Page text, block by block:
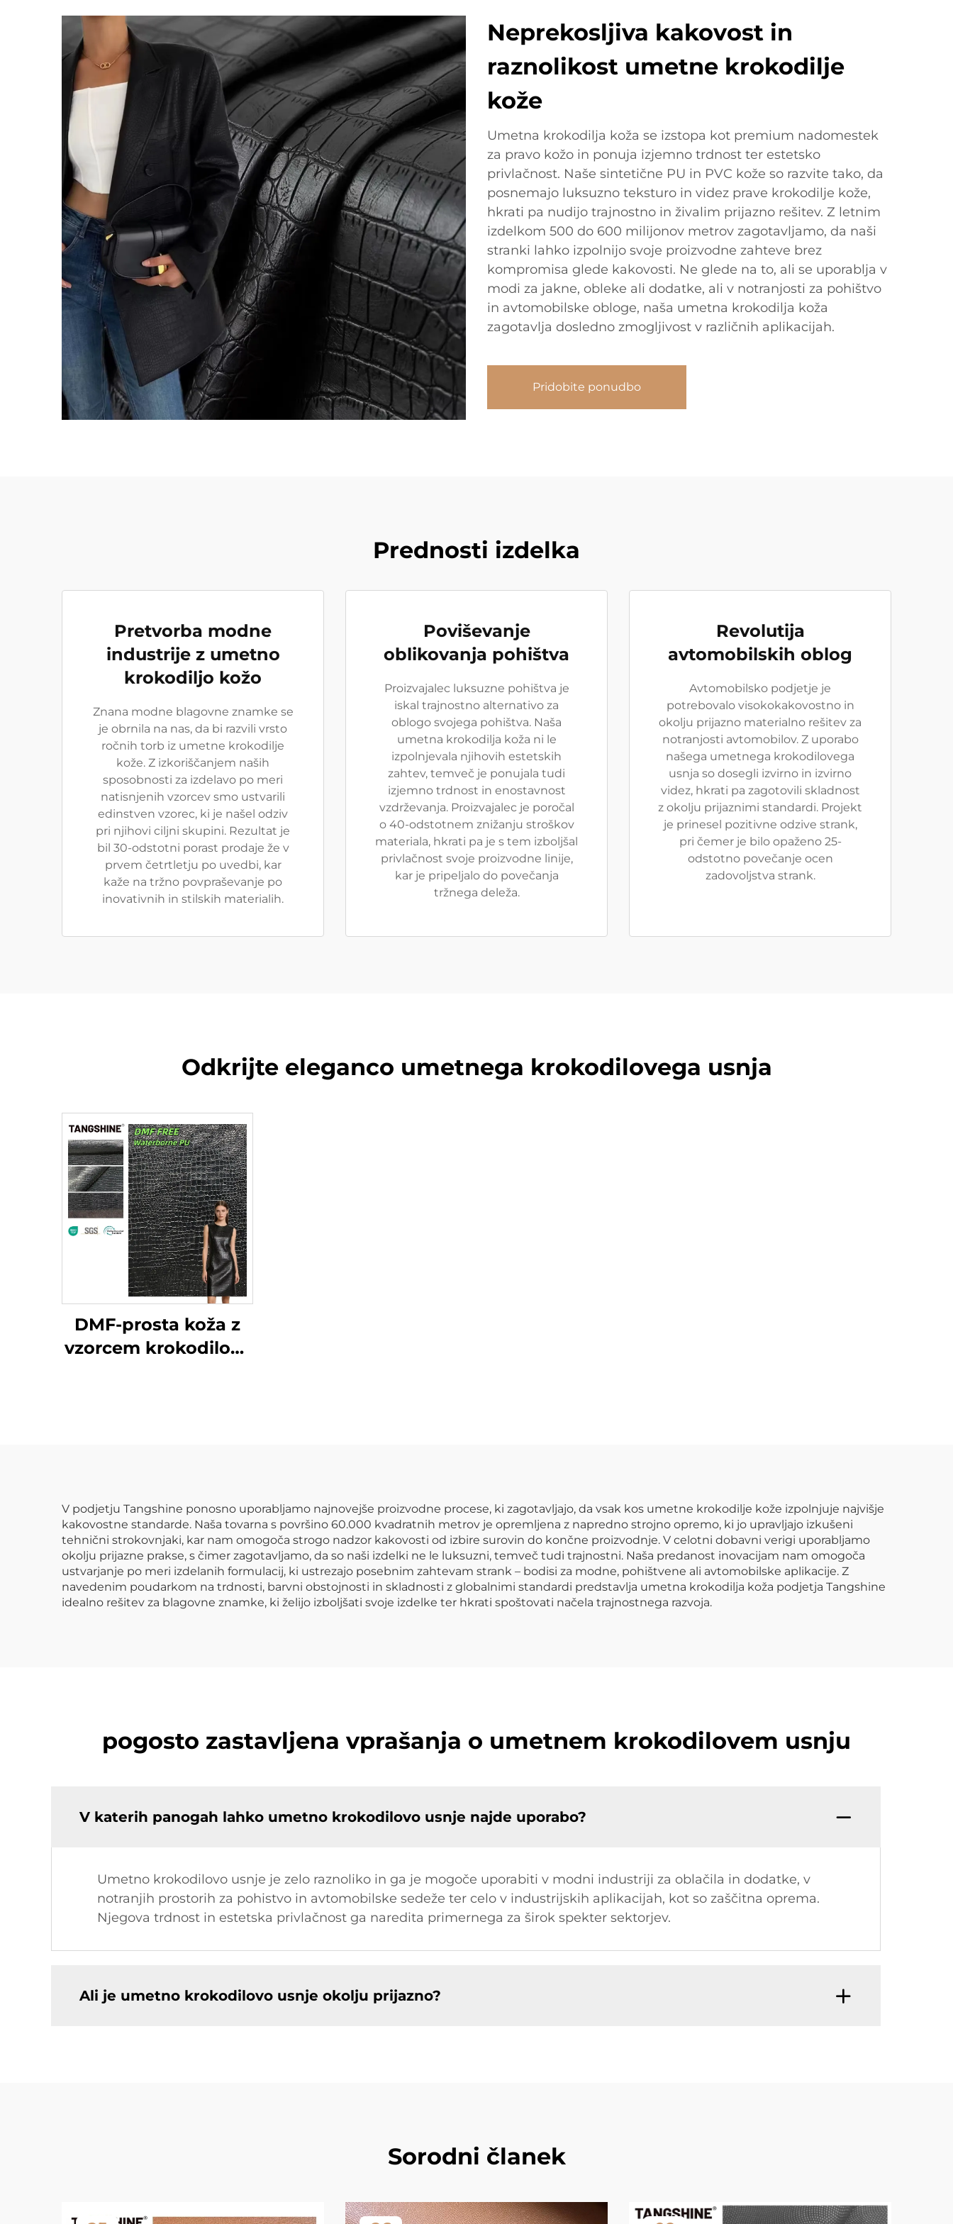
Neprekosljiva kakovost in
raznolikost umetne krokodilje
kože
Umetna krokodilja koža se izstopa kot premium nadomestek
za pravo kožo in ponuja izjemno trdnost ter estetsko
privlačnost. Naše sintetične PU in PVC kože so razvite tako, da
posnemajo luksuzno teksturo in videz prave krokodilje kože,
hkrati pa nudijo trajnostno in živalim prijazno rešitev. Z letnim
izdelkom 500 do 600 milijonov metrov zagotavljamo, da naši
stranki lahko izpolnijo svoje proizvodne zahteve brez
kompromisa glede kakovosti. Ne glede na to, ali se uporablja v
modi za jakne, obleke ali dodatke, ali v notranjosti za pohištvo
in avtomobilske obloge, naša umetna krokodilja koža
zagotavlja dosledno zmogljivost v različnih aplikacijah.
Pridobite ponudbo
Prednosti izdelka
Pretvorba modne
industrije z umetno
krokodiljo kožo
Znana modne blagovne znamke se
je obrnila na nas, da bi razvili vrsto
ročnih torb iz umetne krokodilje
kože. Z izkoriščanjem naših
sposobnosti za izdelavo po meri
natisnjenih vzorcev smo ustvarili
edinstven vzorec, ki je našel odziv
pri njihovi ciljni skupini. Rezultat je
bil 30-odstotni porast prodaje že v
prvem četrtletju po uvedbi, kar
kaže na tržno povpraševanje po
inovativnih in stilskih materialih.
Poviševanje
oblikovanja pohištva
Proizvajalec luksuzne pohištva je
iskal trajnostno alternativo za
oblogo svojega pohištva. Naša
umetna krokodilja koža ni le
izpolnjevala njihovih estetskih
zahtev, temveč je ponujala tudi
izjemno trdnost in enostavnost
vzdrževanja. Proizvajalec je poročal
o 40-odstotnem znižanju stroškov
materiala, hkrati pa je s tem izboljšal
privlačnost svoje proizvodne linije,
kar je pripeljalo do povečanja
tržnega deleža.
Revolutija
avtomobilskih oblog
Avtomobilsko podjetje je
potrebovalo visokokakovostno in
okolju prijazno materialno rešitev za
notranjosti avtomobilov. Z uporabo
našega umetnega krokodilovega
usnja so dosegli izvirno in izvirno
videz, hkrati pa zagotovili skladnost
z okolju prijaznimi standardi. Projekt
je prinesel pozitivne odzive strank,
pri čemer je bilo opaženo 25-
odstotno povečanje ocen
zadovoljstva strank.
Odkrijte eleganco umetnega krokodilovega usnja
DMF-prosta koža z
vzorcem krokodilove
V podjetju Tangshine ponosno uporabljamo najnovejše proizvodne procese, ki zagotavljajo, da vsak kos umetne krokodilje kože izpolnjuje najvišje
kakovostne standarde. Naša tovarna s površino 60.000 kvadratnih metrov je opremljena z napredno strojno opremo, ki jo upravljajo izkušeni
tehnični strokovnjaki, kar nam omogoča strogo nadzor kakovosti od izbire surovin do končne proizvodnje. V celotni dobavni verigi uporabljamo
okolju prijazne prakse, s čimer zagotavljamo, da so naši izdelki ne le luksuzni, temveč tudi trajnostni. Naša predanost inovacijam nam omogoča
ustvarjanje po meri izdelanih formulacij, ki ustrezajo posebnim zahtevam strank – bodisi za modne, pohištvene ali avtomobilske aplikacije. Z
navedenim poudarkom na trdnosti, barvni obstojnosti in skladnosti z globalnimi standardi predstavlja umetna krokodilja koža podjetja Tangshine
idealno rešitev za blagovne znamke, ki želijo izboljšati svoje izdelke ter hkrati spoštovati načela trajnostnega razvoja.
pogosto zastavljena vprašanja o umetnem krokodilovem usnju
V katerih panogah lahko umetno krokodilovo usnje najde uporabo?
Umetno krokodilovo usnje je zelo raznoliko in ga je mogoče uporabiti v modni industriji za oblačila in dodatke, v
notranjih prostorih za pohistvo in avtomobilske sedeže ter celo v industrijskih aplikacijah, kot so zaščitna oprema.
Njegova trdnost in estetska privlačnost ga naredita primernega za širok spekter sektorjev.
Ali je umetno krokodilovo usnje okolju prijazno?
Sorodni članek